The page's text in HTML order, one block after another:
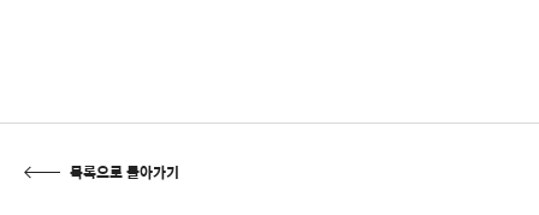
목록으로 돌아가기